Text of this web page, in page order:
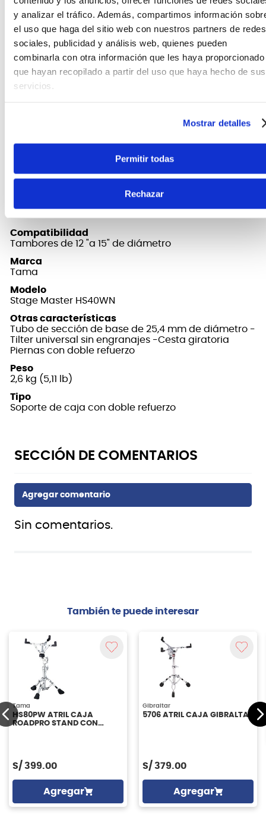
y analizar el tráfico. Además, compartimos información
el uso que haga del sitio web con nuestros partners de redes
sociales, publicidad y análisis web, quienes pueden
combinarla con otra información que les haya proporcionado
que hayan recopilado a partir del uso que haya hecho de sus
servicios.
Mostrar detalles
Permitir todas
Rechazar
Cesta giratoria
Los brazos de la canasta espaciados
asimétricamente permiten sostener un tambor de 8
o 10 orejetas sin interferencia con su colador, tope o
orejetas. Dado que la canasta gira
independientemente del soporte, puede colocar el
FICHA TÉCNICA Y DIMENSIONES
Rango de ajuste: 470 mm - 630 mm (18 1/2 ") - 24
Compatibilidad
Tambores de 12 "a 15" de diámetro
Marca
Tama
Modelo
Stage Master HS40WN
Otras características
Tubo de sección de base de 25,4 mm de diámetro -
Tilter universal sin engranajes -Cesta giratoria
Piernas con doble refuerzo
Peso
2,6 kg (5,11 lb)
Tipo
Soporte de caja con doble refuerzo
Sin comentarios.
También te puede interesar
Tama
HS80PW ATRIL CAJA
ROADPRO STAND CON
S/ 399.00
Agregar
Gibraltar
5706 ATRIL CAJA GIBRALTAR
S/ 379.00
Agregar